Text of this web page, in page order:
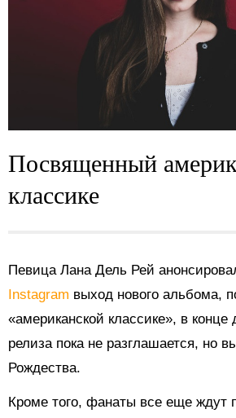
Посвященный
классике
Певица Лана Дель Рей
Instagram выход нового альбома,
«американской классике», в конце
релиза пока не разглашается, но
Рождества.
Кроме того, фанаты все еще ждут